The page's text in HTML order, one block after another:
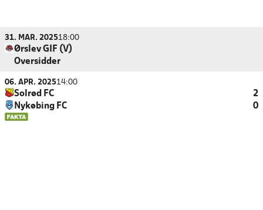
31. MAR. 202518:00
Ørslev GIF (V)
Oversidder
06. APR. 202514:00
Solrød FC
2
Nykøbing FC
0